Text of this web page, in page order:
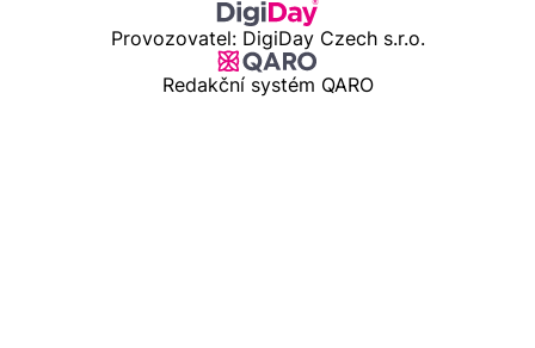
Provozovatel: DigiDay Czech s.r.o.
Redakční systém QARO